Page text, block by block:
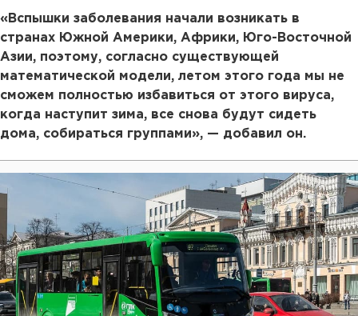
«Вспышки заболевания начали возникать в
странах Южной Америки, Африки, Юго-Восточной
Азии, поэтому, согласно существующей
математической модели, летом этого года мы не
сможем полностью избавиться от этого вируса,
когда наступит зима, все снова будут сидеть
дома, собираться группами», — добавил он.